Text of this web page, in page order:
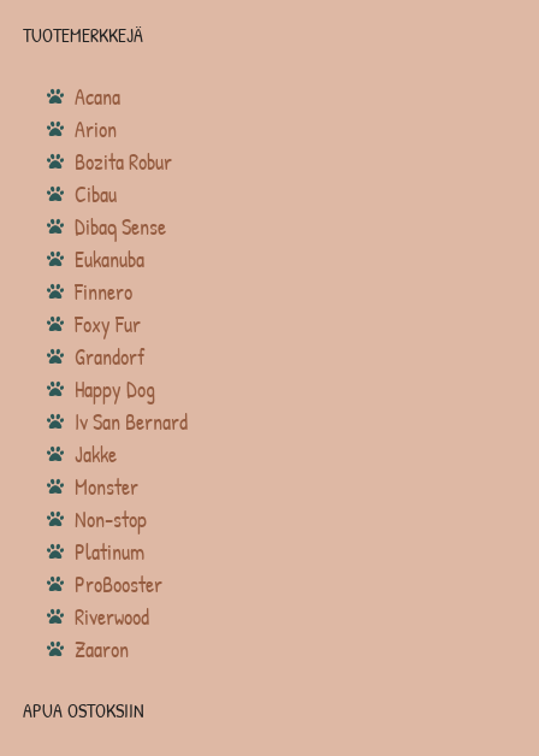
TUOTEMERKKEJÄ
Acana
Arion
Bozita Robur
Cibau
Dibaq Sense
Eukanuba
Finnero
Foxy Fur
Grandorf
Happy Dog
Iv San Bernard
Jakke
Monster
Non-stop
Platinum
ProBooster
Riverwood
Zaaron
APUA OSTOKSIIN